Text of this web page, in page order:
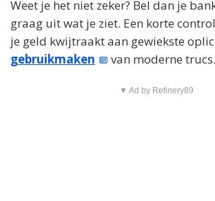
Weet je het niet zeker? Bel dan je
graag uit wat je ziet. Een korte
je geld kwijtraakt aan gewiekste
gebruikmaken
van moderne trucs.
▼ Ad by Refinery89